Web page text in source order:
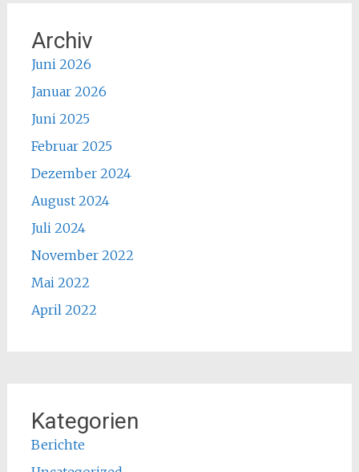
Archiv
Juni 2026
Januar 2026
Juni 2025
Februar 2025
Dezember 2024
August 2024
Juli 2024
November 2022
Mai 2022
April 2022
Kategorien
Berichte